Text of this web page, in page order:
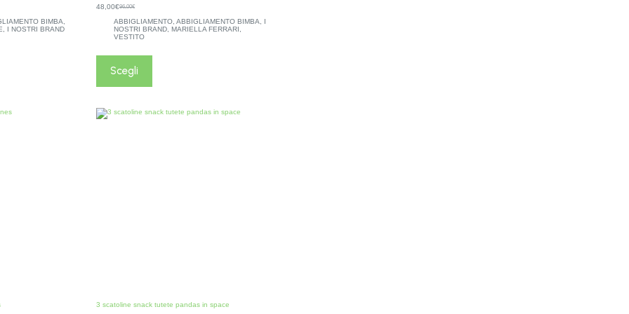
BIMBA
I NOSTRI BRAND
96,00€
Il
originale
era:
96,00€.
48,00€
Il
attuale
è:
48,00€.
ABBIGLIAMENTO, ABBIGLIAMENTO BIMBA
I
NOSTRI BRAND, MARIELLA FERRARI
VESTITO
Scegli
prodotto
varianti.
possono
essere
3 scatoline snack tutete pandas in space